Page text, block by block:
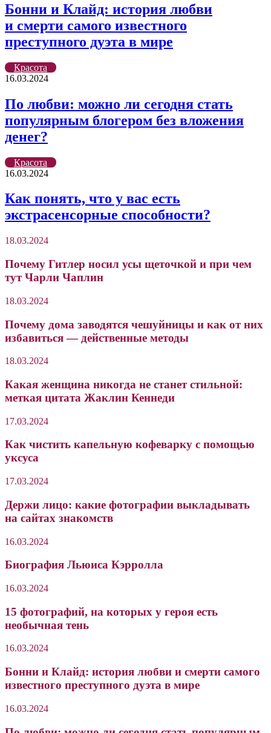
Бонни и Клайд: история любви
и смерти самого известного
преступного дуэта в мире
Красота
16.03.2024
По любви: можно ли сегодня стать
популярным блогером без вложения
денег?
Красота
16.03.2024
Как понять, что у вас есть
экстрасенсорные способности?
18.03.2024
Почему Гитлер носил усы щеточкой и при чем
тут Чарли Чаплин
18.03.2024
Почему дома заводятся чешуйницы и как от них
избавиться — действенные методы
18.03.2024
Какая женщина никогда не станет стильной:
меткая цитата Жаклин Кеннеди
17.03.2024
Как чистить капельную кофеварку с помощью
уксуса
17.03.2024
Держи лицо: какие фотографии выкладывать
на сайтах знакомств
16.03.2024
Биография Льюиса Кэрролла
16.03.2024
15 фотографий, на которых у героя есть
необычная тень
16.03.2024
Бонни и Клайд: история любви и смерти самого
известного преступного дуэта в мире
16.03.2024